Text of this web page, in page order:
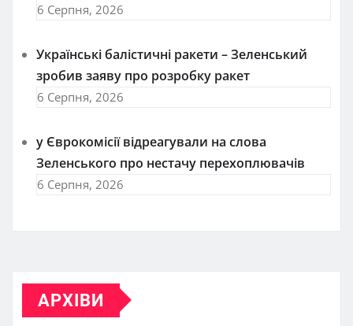
6 Серпня, 2026
Українські балістичні ракети – Зеленський
зробив заяву про розробку ракет
6 Серпня, 2026
у Єврокомісії відреагували на слова
Зеленського про нестачу перехоплювачів
6 Серпня, 2026
АРХІВИ